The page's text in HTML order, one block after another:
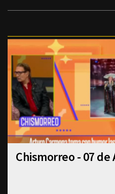
Chismorreo - 07 de